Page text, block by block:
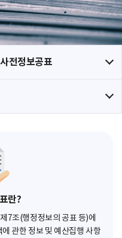
사전정보공표
란?
7조(행정정보의 공표 등)에
관한 정보 및 예산집행 사항